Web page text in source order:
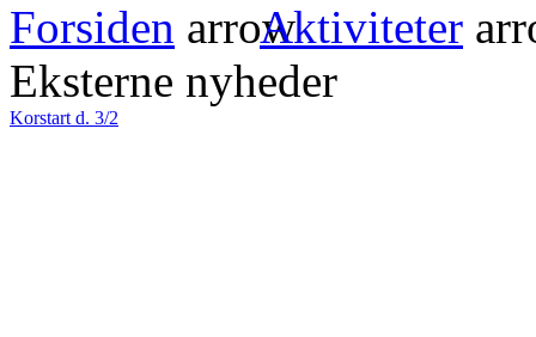
Forsiden
Aktiviteter
Eksterne nyheder
Korstart d. 3/2